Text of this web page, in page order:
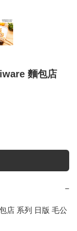
麵包店
−
店 系列 日版 毛公